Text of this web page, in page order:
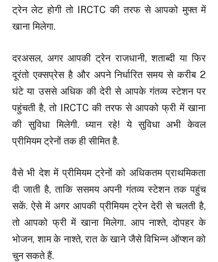
ट्रेन लेट होगी तो IRCTC की तरफ से आपको मुफ्त में
खाना मिलेगा.
दरअसल, अगर आपकी ट्रेन राजधानी, शताब्दी या फिर
दूरंतो एक्सप्रेस है और अपने निर्धारित समय से करीब 2
घंटे या उससे अधिक की देरी से आपके गंतव्य स्टेशन पर
पहुंचती है, तो IRCTC की तरफ से आपको फ्री में खाना
की सुविधा मिलेगी. ध्यान रहे! ये सुविधा अभी केवल
प्रीमियम ट्रेनों तक ही सीमित है.
वैसे भी देश में प्रीमियम ट्रेनों को अधिकतम प्राथमिकता
दी जाती है, ताकि ससमय अपनी गंतव्य स्टेशन तक पहुंच
सकें. ऐसे में अगर आपकी प्रीमियम ट्रेन देरी से चलती है,
तो आपको फ्री में खाना मिलेगा. आप नाश्ते, दोपहर के
भोजन, शाम के नाश्ते, रात के खाने जैसे विभिन्न ऑप्शन को
चुन सकते हैं.